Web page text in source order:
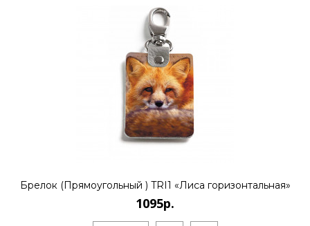
Брелок (Прямоугольный ) TRI1 «Лиса горизонтальная»
1095р.